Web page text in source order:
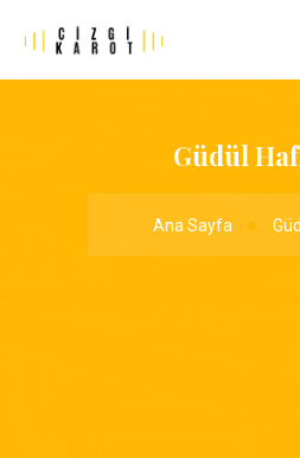
Güdül
Ana Sayfa